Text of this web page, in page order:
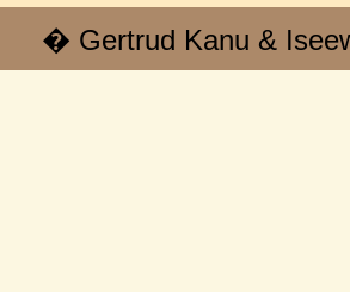
� Gertrud Kanu &